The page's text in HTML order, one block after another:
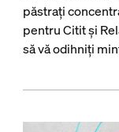
păstrați
pentru Citit și
să vă odihniți